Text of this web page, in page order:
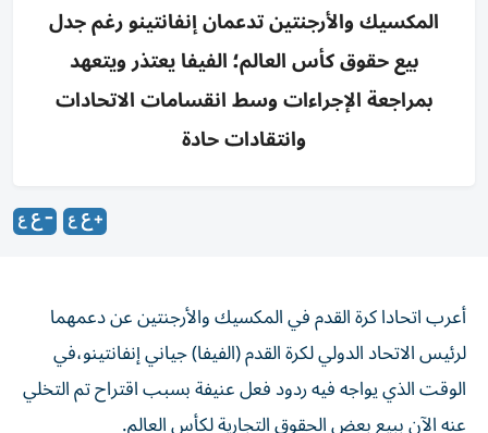
المكسيك والأرجنتين تدعمان إنفانتينو رغم جدل
بيع حقوق كأس العالم؛ الفيفا يعتذر ويتعهد
بمراجعة الإجراءات وسط انقسامات الاتحادات
وانتقادات حادة
أعرب اتحادا كرة القدم في المكسيك والأرجنتين عن دعمهما
لرئيس الاتحاد الدولي ‌لكرة القدم (الفيفا) جياني إنفانتينو،في
الوقت الذي يواجه فيه ردود فعل عنيفة بسبب اقتراح تم التخلي
عنه الآن ​ببيع بعض الحقوق ⁠التجارية لكأس العالم.